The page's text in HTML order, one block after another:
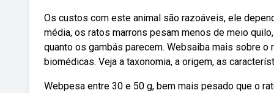
Os custos com este animal são razoáveis, ele
média, os ratos marrons pesam menos de meio
quanto os gambás parecem. Websaiba mais sobre
biomédicas. Veja a taxonomia, a origem, as
Webpesa entre 30 e 50 g, bem mais pesado que o